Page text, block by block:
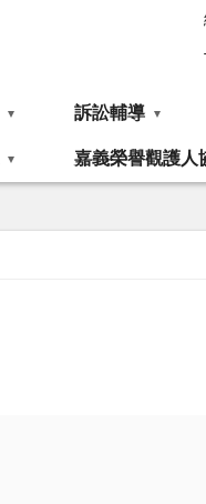
訴訟輔導
嘉義榮譽觀護人